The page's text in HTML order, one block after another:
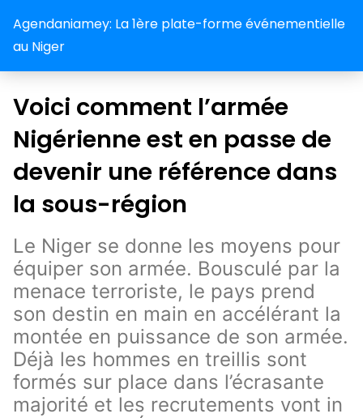
Agendaniamey: La 1ère plate-forme événementielle
au Niger
Voici comment l’armée
Nigérienne est en passe de
devenir une référence dans
la sous-région
Le Niger se donne les moyens pour
équiper son armée. Bousculé par la
menace terroriste, le pays prend
son destin en main en accélérant la
montée en puissance de son armée.
Déjà les hommes en treillis sont
formés sur place dans l’écrasante
majorité et les recrutements vont in